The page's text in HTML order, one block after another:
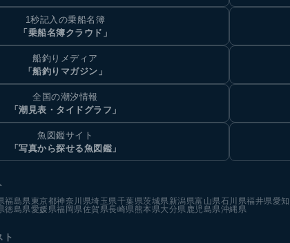
1秒記入の乗船名簿
「乗船名簿クラウド」
船釣りメディア
「船釣りマガジン」
全国の潮汐情報
「潮見表・タイドグラフ」
魚図鑑サイト
「写真から探せる魚図鑑」
福島県 東京都神奈川県埼玉県千葉県茨城県 新潟県富山県石川県福井県愛
徳島県愛媛県福岡県佐賀県長崎県 熊本県大分県 鹿児島県沖縄県
ト